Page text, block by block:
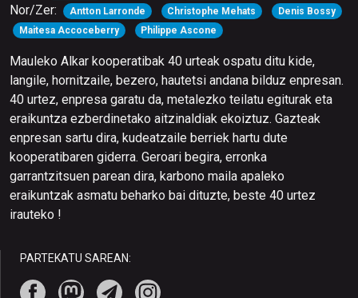
Nor/Zer: Antton Larronde Christophe Mehats
Denis Bossy
Maitesa Accoceberry
Philippe Ascone
Mauleko Alkar kooperatibak 40 urteak ospatu ditu kide,
langile, hornitzaile, bezero, hautetsi andana bilduz enpresan.
40 urtez, enpresa garatu da, metalezko teilatu egiturak eta
eraikuntza ezberdinetako aitzinaldiak ekoiztuz. Gazteak
enpresan sartu dira, kudeatzaile berriek hartu dute
kooperatibaren giderra. Geroari begira, erronka
garrantzitsuen parean dira, karbono maila apaleko
eraikuntzak asmatu beharko bai dituzte, beste 40 urtez
irauteko !
PARTEKATU SAREAN: